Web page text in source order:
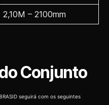
2,10M – 2100mm
Conjunto
seguirá com os seguintes